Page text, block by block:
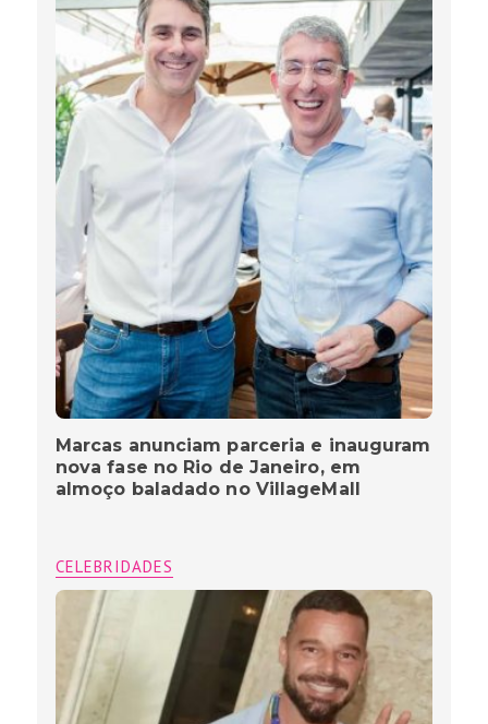
Marcas anunciam parceria e inauguram
nova fase no Rio de Janeiro, em
almoço baladado no VillageMall
CELEBRIDADES